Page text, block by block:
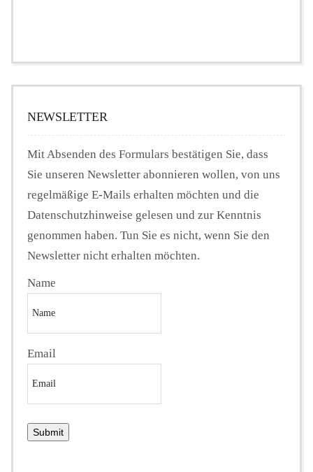
NEWSLETTER
Mit Absenden des Formulars bestätigen Sie, dass
Sie unseren Newsletter abonnieren wollen, von uns
regelmäßige E-Mails erhalten möchten und die
Datenschutzhinweise gelesen und zur Kenntnis
genommen haben. Tun Sie es nicht, wenn Sie den
Newsletter nicht erhalten möchten.
Name
Email